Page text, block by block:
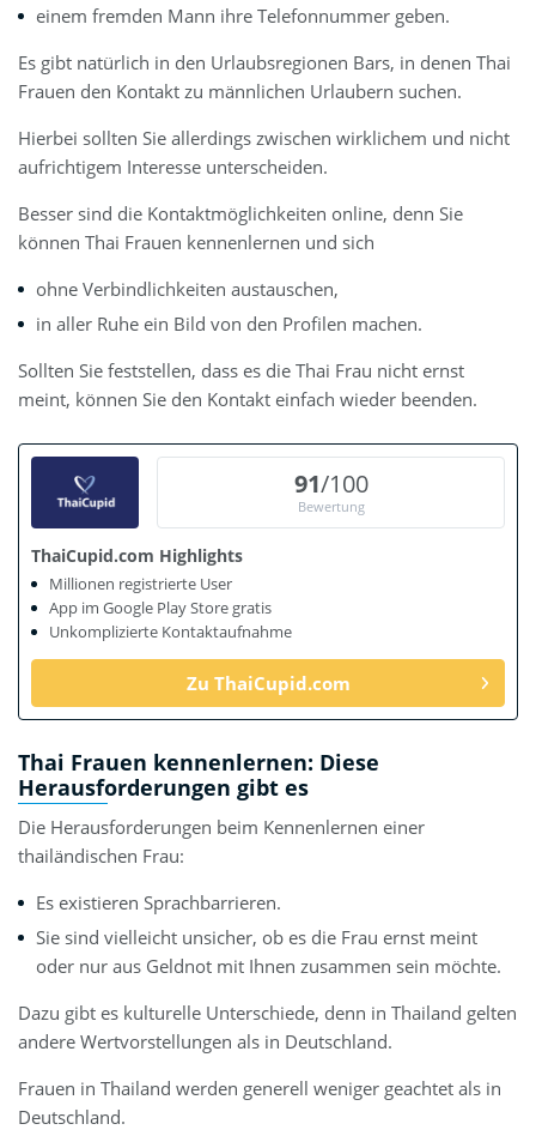
einem fremden Mann ihre Telefonnummer geben.
Es gibt natürlich in den Urlaubsregionen Bars, in denen Thai
Frauen den Kontakt zu männlichen Urlaubern suchen.
Hierbei sollten Sie allerdings zwischen wirklichem und nicht
aufrichtigem Interesse unterscheiden.
Besser sind die Kontaktmöglichkeiten online, denn Sie
können Thai Frauen kennenlernen und sich
ohne Verbindlichkeiten austauschen,
in aller Ruhe ein Bild von den Profilen machen.
Sollten Sie feststellen, dass es die Thai Frau nicht ernst
meint, können Sie den Kontakt einfach wieder beenden.
91/100
Bewertung
ThaiCupid.com Highlights
Millionen registrierte User
App im Google Play Store gratis
Unkomplizierte Kontaktaufnahme
Zu ThaiCupid.com
Thai Frauen kennenlernen: Diese
Herausforderungen gibt es
Die Herausforderungen beim Kennenlernen einer
thailändischen Frau:
Es existieren Sprachbarrieren.
Sie sind vielleicht unsicher, ob es die Frau ernst meint
oder nur aus Geldnot mit Ihnen zusammen sein möchte.
Dazu gibt es kulturelle Unterschiede, denn in Thailand gelten
andere Wertvorstellungen als in Deutschland.
Frauen in Thailand werden generell weniger geachtet als in
Deutschland.